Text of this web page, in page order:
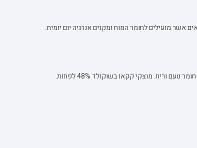
אשר מועילים לחומר המוח ומקנים אנרגיה יום יומית.